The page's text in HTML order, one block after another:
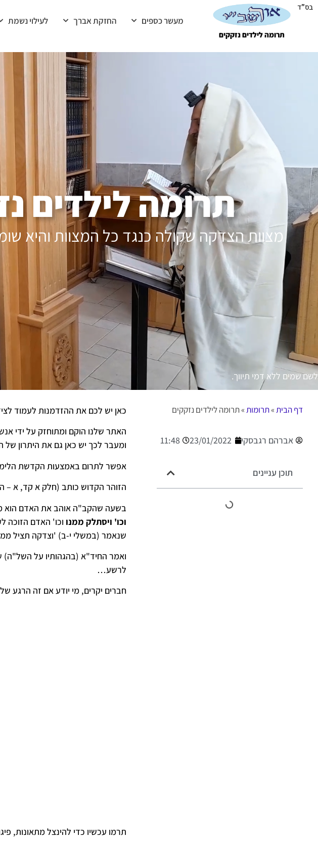
בס"ד
תרומה לילדים נזקקים
מעשר כספים החזקת אברך לעילוי נשמת
תרומה לילדים
מצוות הצדקה שקולה כנגד כל המצוות והיא
דף הבית»תרומות»תרומה לילדים נזקקים
אברהם רגבסקי 23/01/2022
11:48
תוכן עניינים
כאן יש לכם את ההזדמנות לעמוד
ומעבר לכך יש כאן גם את היתרון
אפשר לתרום באמצעות הקדשת
הזוהר הקדוש כותב (חלק א קד, א –
בשעה שהקב"ה אוהב את האדם הוא
וכו' ויסתלק ממנו וכו' האדם הזוכה
שנאמר (במשלי י-ב) 'וצדקה תציל
ואמר החיד"א (בהגהותיו על השל"ה)
לרשע…
חברים יקרים, מי יודע אם זה הרגע
תרמו עכשיו כדי להינצל מתאונות,